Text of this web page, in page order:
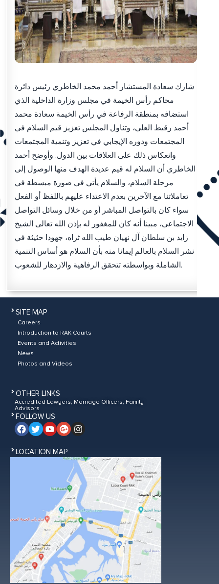
شارك سعادة المستشار أحمد محمد الخاطري رئيس دائرة
محاكم رأس الخيمة في مجلس وزارة الداخلية الذي
استضافه بمنطقة الرفاعة في رأس الخيمة سعادة محمد
أحمد رقيط العلي، وتناول المجلس تعزيز قيم السلام في
المجتمعات ودوره الإيجابي في تعزيز وتنمية المجتمعات
وانعكاس ذلك على العلاقات بين الدول. وأوضح أحمد
الخاطري أن السلام له قيم عديدة الهدف منها الوصول إلى
مرحلة السلام، والسلام يأتي في صورة مبسطة في
تعاملاتنا مع الآخرين بعدم الاعتداء عليهم باللفظ أو الفعل
سواء كان بالتواصل المباشر أو من خلال وسائل التواصل
الاجتماعي، مبينا أنه كان للمغفور له بإذن الله تعالى الشيخ
زايد بن سلطان آل نهيان طيب الله ثراه، جهودا حثيثة في
نشر السلام بالعالم إيمانا منه بأن السلام هو أساس التنمية
الشاملة وبواسطته تتحقق الرفاهية والازدهار للشعوب.
SITE MAP
Careers
Introduction to RAK Courts
Events and Activities
News
Photos and Videos
OTHER LINKS
Accredited Lawyers, Marriage Officers, Family
Advisors
FOLLOW US
LOCATION MAP